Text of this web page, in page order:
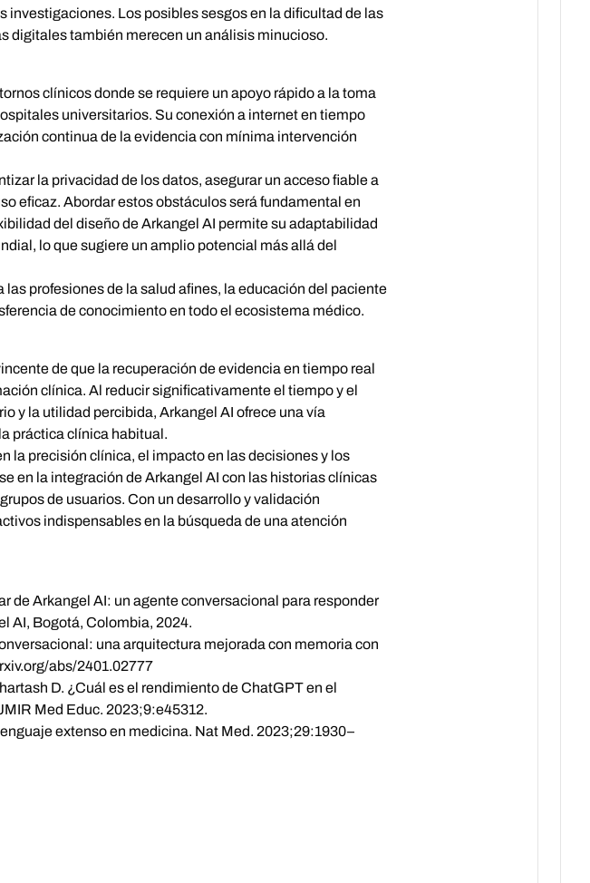
investigaciones. Los posibles sesgos en la dificultad de las
digitales también merecen un análisis minucioso.
clínicos donde se requiere un apoyo rápido a la toma
universitarios. Su conexión a internet en tiempo
continua de la evidencia con mínima intervención
la privacidad de los datos, asegurar un acceso fiable a
eficaz. Abordar estos obstáculos será fundamental en
del diseño de Arkangel AI permite su adaptabilidad
lo que sugiere un amplio potencial más allá del
profesiones de la salud afines, la educación del paciente
de conocimiento en todo el ecosistema médico.
de que la recuperación de evidencia en tiempo real
clínica. Al reducir significativamente el tiempo y el
y la utilidad percibida, Arkangel AI ofrece una vía
práctica clínica habitual.
la precisión clínica, el impacto en las decisiones y los
en la integración de Arkangel AI con las historias clínicas
de usuarios. Con un desarrollo y validación
indispensables en la búsqueda de una atención
de Arkangel AI: un agente conversacional para responder
AI, Bogotá, Colombia, 2024.
una arquitectura mejorada con memoria con
abs/2401.02777
D. ¿Cuál es el rendimiento de ChatGPT en el
Med Educ. 2023;9:e45312.
extenso en medicina. Nat Med. 2023;29:1930–